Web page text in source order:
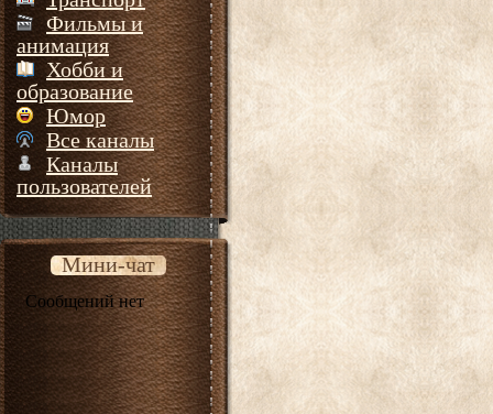
Фильмы и
анимация
Хобби и
образование
Юмор
Все каналы
Каналы
пользователей
Мини-чат